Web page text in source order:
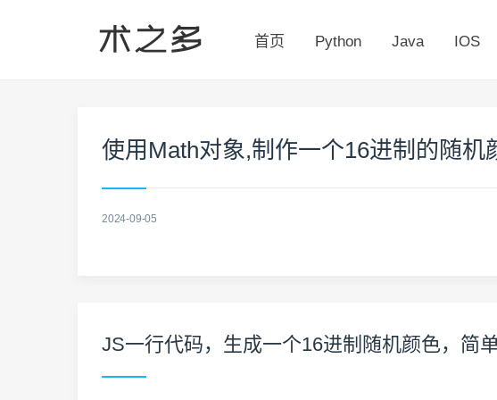
首页 Python Java IOS
使用Math对象,制作一个16进制的随机
2024-09-05
JS一行代码，生成一个16进制随机颜色，简单